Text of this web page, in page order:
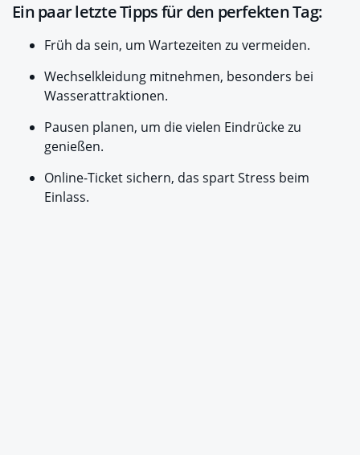
Ein paar letzte Tipps für den perfekten Tag:
Früh da sein, um Wartezeiten zu vermeiden.
Wechselkleidung mitnehmen, besonders bei
Wasserattraktionen.
Pausen planen, um die vielen Eindrücke zu
genießen.
Online-Ticket sichern, das spart Stress beim
Einlass.